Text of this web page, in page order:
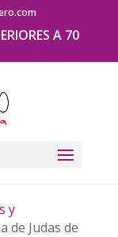
A 70
y
de Judas de